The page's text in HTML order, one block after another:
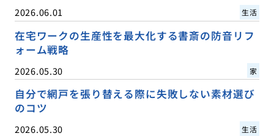
2026.06.01 生活
在宅ワークの生産性を最大化する書斎の防音リフ
ォーム戦略
2026.05.30 家
自分で網戸を張り替える際に失敗しない素材選び
のコツ
2026.05.30 生活